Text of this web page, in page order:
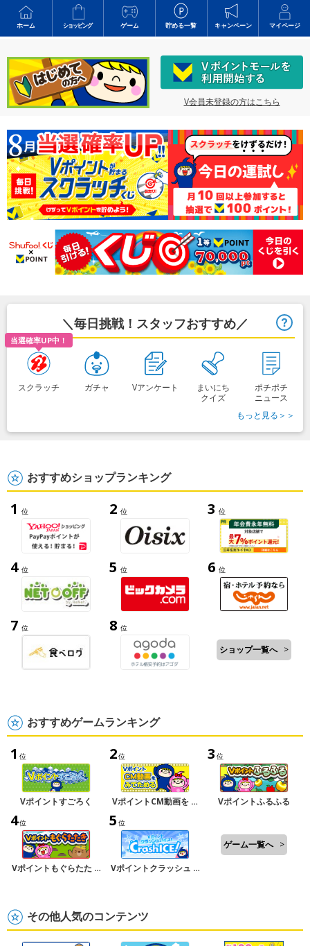
ホーム ショッピング ゲーム 貯める一覧 キャンペーン マイページ
V会員未登録の方はこちら
＼毎日挑戦！スタッフおすすめ／
当選確率UP中！
スクラッチ ガチャ Vアンケート
まいにち
クイズ
ポチポチ
ニュース
もっと見る＞＞
おすすめショップランキング
1 位 2 位 3 位
4 位 5 位 6 位
7 位 8 位
ショップ一覧へ >
おすすめゲームランキング
1 位
Vポイントすごろく
2位
VポイントCM動画を …
3 位
Vポイントふるふる
4位
Vポイントもぐらたた …
5 位
Vポイントクラッシュ …
ゲーム一覧へ >
その他人気のコンテンツ